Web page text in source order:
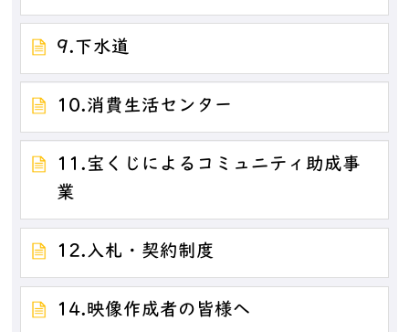
9.下水道
10.消費生活センター
11.宝くじによるコミュニティ助成事
業
12.入札・契約制度
14.映像作成者の皆様へ